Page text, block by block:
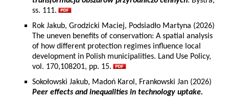
ss. 111.
Rok Jakub, Grodzicki Maciej, Podsiadło Martyna (2026)
The uneven benefits of conservation: A spatial analysis
of how different protection regimes influence local
development in Polish municipalities. Land Use Policy,
vol. 170,108201, pp. 15.
Sokołowski Jakub, Madoń Karol, Frankowski Jan (2026)
Peer effects and inequalities in technology uptake.